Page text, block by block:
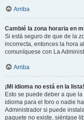
Arriba
Cambié la zona horaria en
Si está seguro de que de la
incorrecta, entonces la hora
comuníquese con La
Arriba
¡Mi idioma no está en la lista!
Esto se puede deber a que
idioma para el foro o nadie
Administrador si puede
paquete no existe, siéntase